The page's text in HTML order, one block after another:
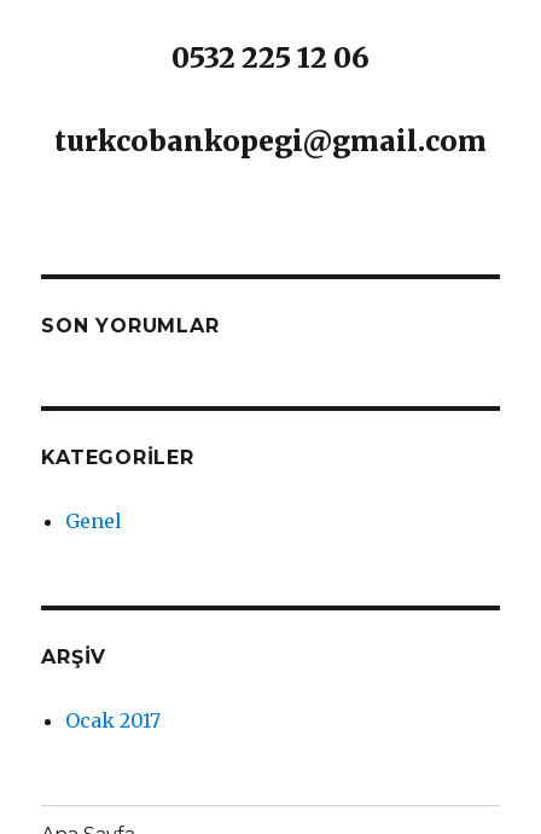
0532 225 12 06
turkcobankopegi@gmail.com
SON YORUMLAR
KATEGORILER
Genel
ARŞIV
Ocak 2017